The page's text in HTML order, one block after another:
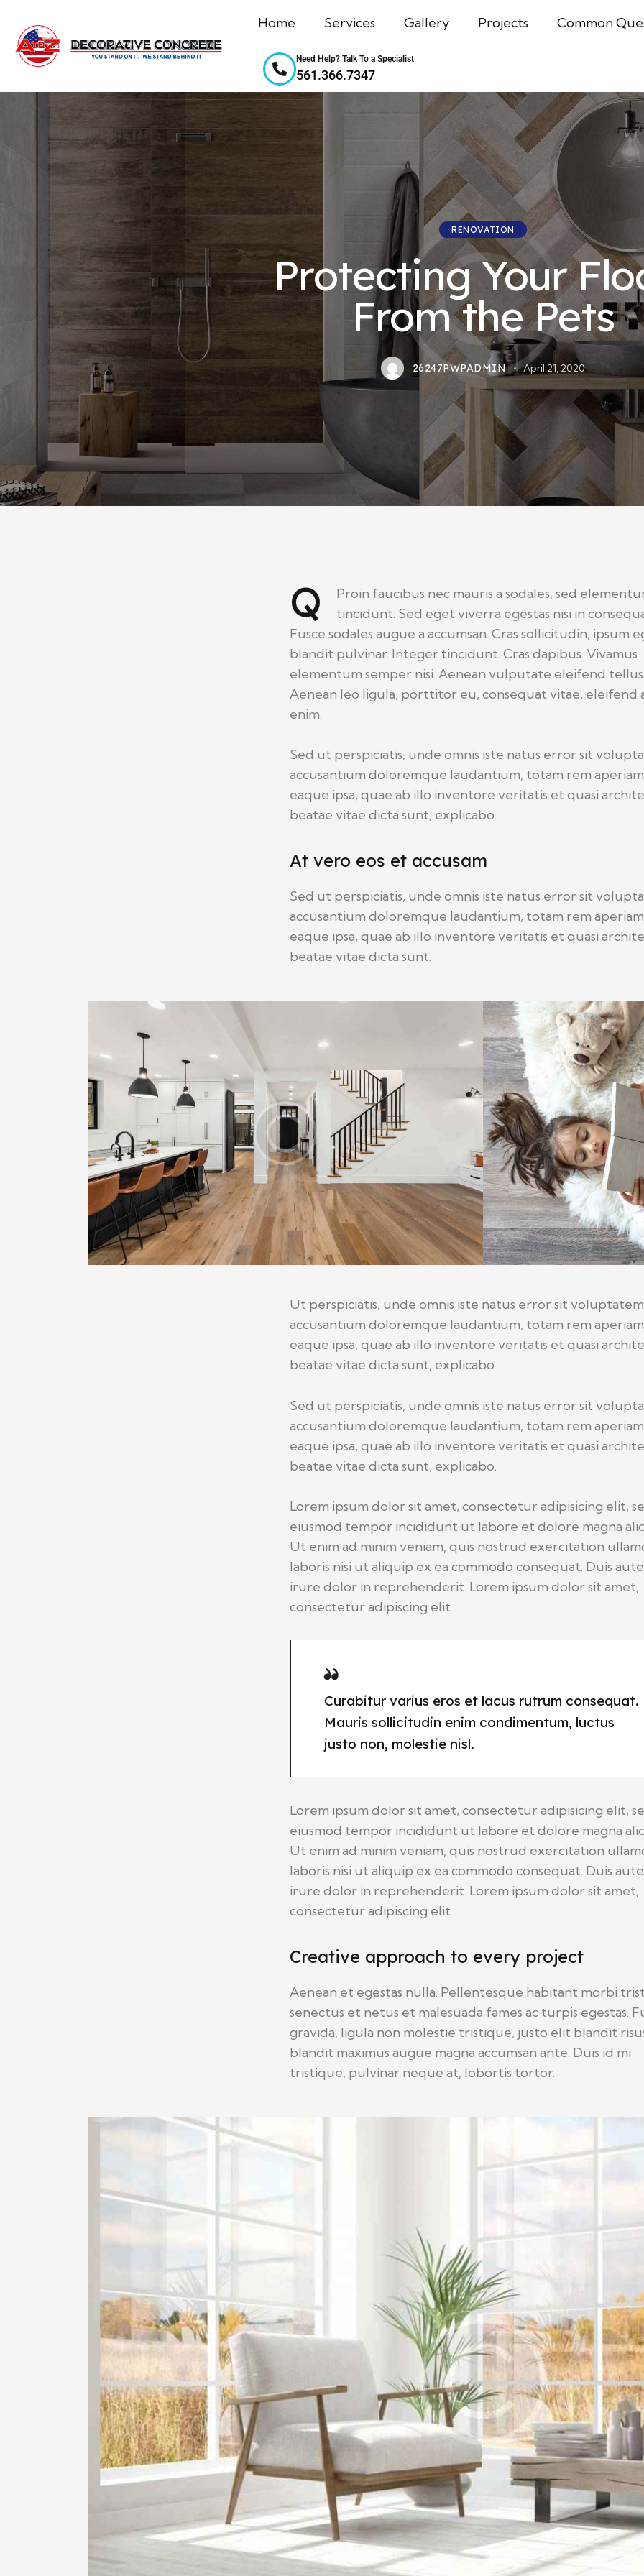
Home Services Gallery Projects Common
Need Help? Talk To a Specialist
561.366.7347
RENOVATION
Protecting Your
From the Pets
26247PWPADMIN April 21, 2020
Q
Proin faucibus nec mauris a sodales, sed
tincidunt. Sed eget viverra egestas nisi in
Fusce sodales augue a accumsan. Cras sollicitudin, ipsum
blandit pulvinar. Integer tincidunt. Cras dapibus. Vivamus
elementum semper nisi. Aenean vulputate eleifend tellus.
Aenean leo ligula, porttitor eu, consequat vitae, eleifend
enim.
Sed ut perspiciatis, unde omnis iste natus error sit
accusantium doloremque laudantium, totam rem aperiam
eaque ipsa, quae ab illo inventore veritatis et quasi
beatae vitae dicta sunt, explicabo.
At vero eos et accusam
Sed ut perspiciatis, unde omnis iste natus error sit
accusantium doloremque laudantium, totam rem aperiam
eaque ipsa, quae ab illo inventore veritatis et quasi
beatae vitae dicta sunt.
Ut perspiciatis, unde omnis iste natus error sit voluptatem
accusantium doloremque laudantium, totam rem aperiam
eaque ipsa, quae ab illo inventore veritatis et quasi
beatae vitae dicta sunt, explicabo.
Sed ut perspiciatis, unde omnis iste natus error sit
accusantium doloremque laudantium, totam rem aperiam
eaque ipsa, quae ab illo inventore veritatis et quasi
beatae vitae dicta sunt, explicabo.
Lorem ipsum dolor sit amet, consectetur adipisicing elit,
eiusmod tempor incididunt ut labore et dolore magna
Ut enim ad minim veniam, quis nostrud exercitation
laboris nisi ut aliquip ex ea commodo consequat. Duis aute
irure dolor in reprehenderit. Lorem ipsum dolor sit amet,
consectetur adipiscing elit.
Curabitur varius eros et lacus rutrum consequat.
Mauris sollicitudin enim condimentum, luctus
justo non, molestie nisl.
Lorem ipsum dolor sit amet, consectetur adipisicing elit,
eiusmod tempor incididunt ut labore et dolore magna
Ut enim ad minim veniam, quis nostrud exercitation
laboris nisi ut aliquip ex ea commodo consequat. Duis aute
irure dolor in reprehenderit. Lorem ipsum dolor sit amet,
consectetur adipiscing elit.
Creative approach to every project
Aenean et egestas nulla. Pellentesque habitant morbi
senectus et netus et malesuada fames ac turpis egestas.
gravida, ligula non molestie tristique, justo elit blandit
blandit maximus augue magna accumsan ante. Duis id mi
tristique, pulvinar neque at, lobortis tortor.